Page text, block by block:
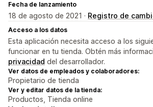
Fecha de lanzamiento
18 de agosto de 2021 · Registro de
Acceso a los datos
Esta aplicación necesita acceso a los
funcionar en tu tienda. Obtén más
privacidad del desarrollador.
Ver datos de empleados y colaboradores:
Propietario de tienda
Ver y editar datos de la tienda:
Productos, Tienda online